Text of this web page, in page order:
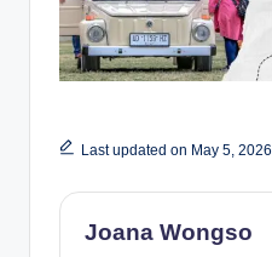
Last updated on May 5, 2026
Joana Wongso